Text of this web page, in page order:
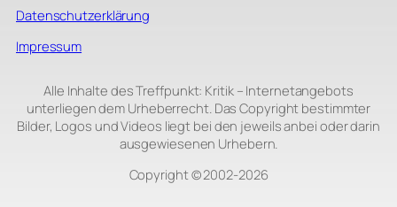
Datenschutzerklärung
Impressum
Alle Inhalte des Treffpunkt: Kritik – Internetangebots
unterliegen dem Urheberrecht. Das Copyright bestimmter
Bilder, Logos und Videos liegt bei den jeweils anbei oder darin
ausgewiesenen Urhebern.
Copyright © 2002‑2026